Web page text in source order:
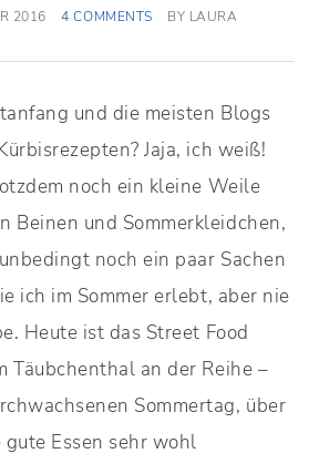
2016 4 COMMENTS BY LAURA
und die meisten Blogs
Jaja, ich weiß!
noch ein kleine Weile
Beinen und Sommerkleidchen,
noch ein paar Sachen
ich im Sommer erlebt, aber nie
Heute ist das Street Food
Täubchenthal an der Reihe –
Sommertag, über
Essen sehr wohl